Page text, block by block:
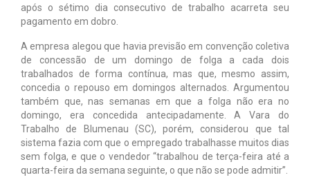
Contato
após o sétimo dia consecutivo de trabalho acarreta seu
pagamento em dobro.
A empresa alegou que havia previsão em convenção coletiva
de concessão de um domingo de folga a cada dois
trabalhados de forma contínua, mas que, mesmo assim,
concedia o repouso em domingos alternados. Argumentou
também que, nas semanas em que a folga não era no
domingo, era concedida antecipadamente. A Vara do
Trabalho de Blumenau (SC), porém, considerou que tal
sistema fazia com que o empregado trabalhasse muitos dias
sem folga, e que o vendedor “trabalhou de terça-feira até a
quarta-feira da semana seguinte, o que não se pode admitir”.